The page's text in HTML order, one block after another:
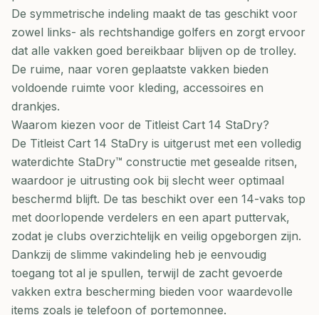
De symmetrische indeling maakt de tas geschikt voor
zowel links- als rechtshandige golfers en zorgt ervoor
dat alle vakken goed bereikbaar blijven op de trolley.
De ruime, naar voren geplaatste vakken bieden
voldoende ruimte voor kleding, accessoires en
drankjes.
Waarom kiezen voor de Titleist Cart 14 StaDry?
De Titleist Cart 14 StaDry is uitgerust met een volledig
waterdichte StaDry™ constructie met gesealde ritsen,
waardoor je uitrusting ook bij slecht weer optimaal
beschermd blijft. De tas beschikt over een 14-vaks top
met doorlopende verdelers en een apart puttervak,
zodat je clubs overzichtelijk en veilig opgeborgen zijn.
Dankzij de slimme vakindeling heb je eenvoudig
toegang tot al je spullen, terwijl de zacht gevoerde
vakken extra bescherming bieden voor waardevolle
items zoals je telefoon of portemonnee.